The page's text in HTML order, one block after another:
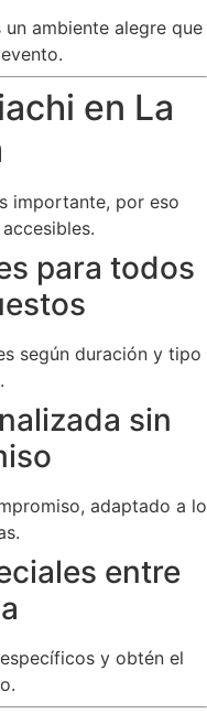
ambiente alegre que
en La
importante, por eso
para todos
según duración y tipo
sin
adaptado a lo
entre
y obtén el